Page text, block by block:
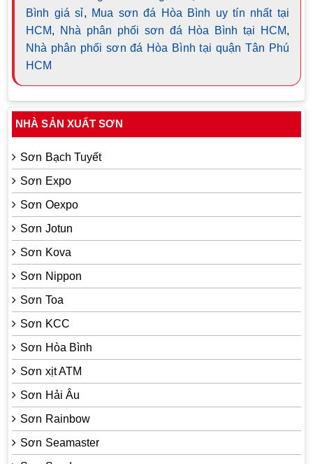
Bình giá sỉ, Mua sơn đá Hòa Bình uy tín nhất tại
HCM, Nhà phân phối sơn đá Hòa Bình tại HCM,
Nhà phân phối sơn đá Hòa Bình tại quận Tân Phú
HCM
NHÀ SẢN XUẤT SƠN
Sơn Bạch Tuyết
Sơn Expo
Sơn Oexpo
Sơn Jotun
Sơn Kova
Sơn Nippon
Sơn Toa
Sơn KCC
Sơn Hòa Bình
Sơn xịt ATM
Sơn Hải Âu
Sơn Rainbow
Sơn Seamaster